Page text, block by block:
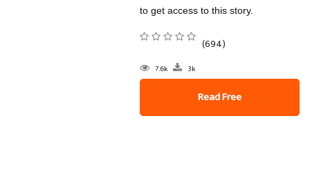
to get access to this story.
(694)
7.6k 3k
Read Free